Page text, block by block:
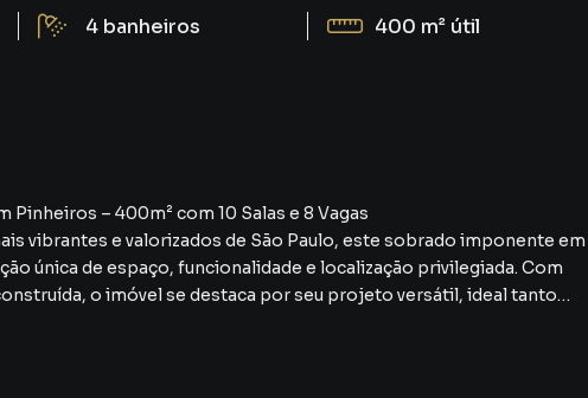
4 banheiros 400 m² útil
– 400m² com 10 Salas e 8 Vagas
vibrantes e valorizados de São Paulo, este sobrado imponente em
única de espaço, funcionalidade e localização privilegiada. Com
o imóvel se destaca por seu projeto versátil, ideal tanto
sobrado conta com: